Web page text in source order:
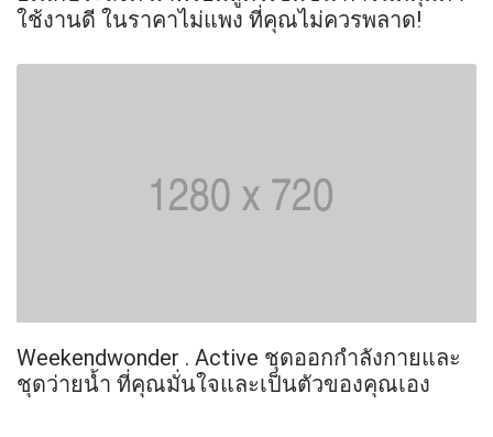
ใช้งานดี ในราคาไม่แพง ที่คุณไม่ควรพลาด!
Weekendwonder . Active ชุดออกกำลังกายและ
ชุดว่ายน้ำ ที่คุณมั่นใจและเป็นตัวของคุณเอง